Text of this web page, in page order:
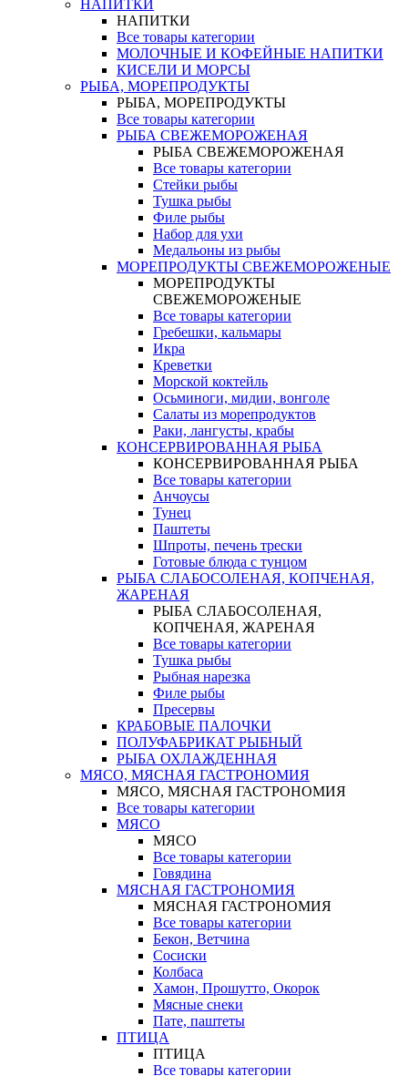
НАПИТКИ
НАПИТКИ
Все товары категории
МОЛОЧНЫЕ И КОФЕЙНЫЕ НАПИТКИ
КИСЕЛИ И МОРСЫ
РЫБА, МОРЕПРОДУКТЫ
РЫБА, МОРЕПРОДУКТЫ
Все товары категории
РЫБА СВЕЖЕМОРОЖЕНАЯ
РЫБА СВЕЖЕМОРОЖЕНАЯ
Все товары категории
Стейки рыбы
Тушка рыбы
Филе рыбы
Набор для ухи
Медальоны из рыбы
МОРЕПРОДУКТЫ СВЕЖЕМОРОЖЕНЫЕ
МОРЕПРОДУКТЫ
СВЕЖЕМОРОЖЕНЫЕ
Все товары категории
Гребешки, кальмары
Икра
Креветки
Морской коктейль
Осьминоги, мидии, вонголе
Салаты из морепродуктов
Раки, лангусты, крабы
КОНСЕРВИРОВАННАЯ РЫБА
КОНСЕРВИРОВАННАЯ РЫБА
Все товары категории
Анчоусы
Тунец
Паштеты
Шпроты, печень трески
Готовые блюда с тунцом
РЫБА СЛАБОСОЛЕНАЯ, КОПЧЕНАЯ,
ЖАРЕНАЯ
РЫБА СЛАБОСОЛЕНАЯ,
КОПЧЕНАЯ, ЖАРЕНАЯ
Все товары категории
Тушка рыбы
Рыбная нарезка
Филе рыбы
Пресервы
КРАБОВЫЕ ПАЛОЧКИ
ПОЛУФАБРИКАТ РЫБНЫЙ
РЫБА ОХЛАЖДЕННАЯ
МЯСО, МЯСНАЯ ГАСТРОНОМИЯ
МЯСО, МЯСНАЯ ГАСТРОНОМИЯ
Все товары категории
МЯСО
МЯСО
Все товары категории
Говядина
МЯСНАЯ ГАСТРОНОМИЯ
МЯСНАЯ ГАСТРОНОМИЯ
Все товары категории
Бекон, Ветчина
Сосиски
Колбаса
Хамон, Прошутто, Окорок
Мясные снеки
Пате, паштеты
ПТИЦА
ПТИЦА
Все товары категории